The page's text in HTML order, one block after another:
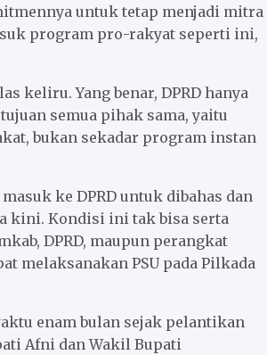
untuk tetap menjadi mitra
program pro-rakyat seperti ini,
keliru. Yang benar, DPRD hanya
semua pihak sama, yaitu
bukan sekadar program instan
ke DPRD untuk dibahas dan
kini. Kondisi ini tak bisa serta
DPRD, maupun perangkat
melaksanakan PSU pada Pilkada
enam bulan sejak pelantikan
Afni dan Wakil Bupati